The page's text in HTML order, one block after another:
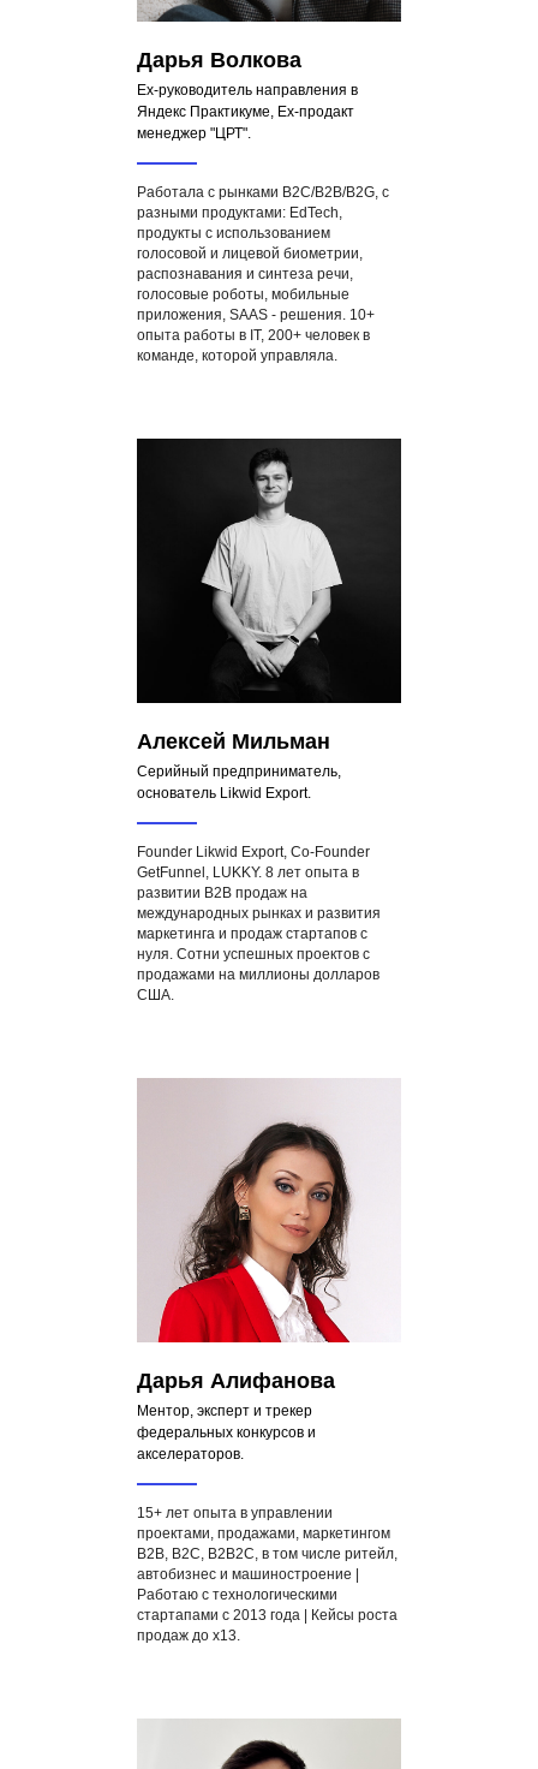
Дарья Волкова
Ex-руководитель направления в
Яндекс Практикуме, Ex-продакт
менеджер "ЦРТ".
Работала с рынками B2C/B2B/B2G, с
разными продуктами: EdTech,
продукты с использованием
голосовой и лицевой биометрии,
распознавания и синтеза речи,
голосовые роботы, мобильные
приложения, SAAS - решения. 10+
опыта работы в IT, 200+ человек в
команде, которой управляла.
Алексей Мильман
Серийный предприниматель,
основатель Likwid Export.
Founder Likwid Export, Co-Founder
GetFunnel, LUKKY. 8 лет опыта в
развитии B2B продаж на
международных рынках и развития
маркетинга и продаж стартапов с
нуля. Сотни успешных проектов с
продажами на миллионы долларов
США.
Дарья Алифанова
Ментор, эксперт и трекер
федеральных конкурсов и
акселераторов.
15+ лет опыта в управлении
проектами, продажами, маркетингом
B2B, B2C, B2B2C, в том числе ритейл,
автобизнес и машиностроение |
Работаю с технологическими
стартапами с 2013 года | Кейсы роста
продаж до х13.